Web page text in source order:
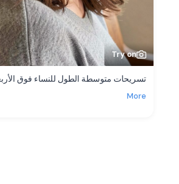
Try on
تسريحات متوسطة الطول للنساء فوق
More